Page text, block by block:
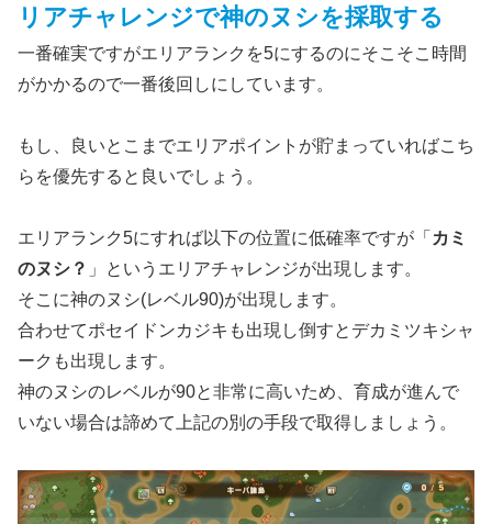
リアチャレンジで神のヌシを採取する
一番確実ですがエリアランクを5にするのにそこそこ時間
がかかるので一番後回しにしています。
もし、良いとこまでエリアポイントが貯まっていればこち
らを優先すると良いでしょう。
エリアランク5にすれば以下の位置に低確率ですが「 カミ
のヌシ？ 」というエリアチャレンジが出現します。
そこに神のヌシ(レベル90)が出現します。
合わせてポセイドンカジキも出現し倒すとデカミツキシャ
ークも出現します。
神のヌシのレベルが90と非常に高いため、育成が進んで
いない場合は諦めて上記の別の手段で取得しましょう。